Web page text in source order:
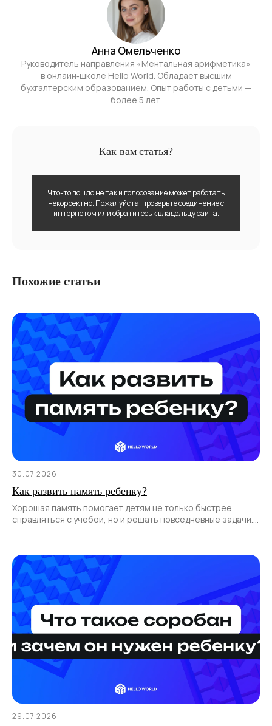
Анна Омельченко
Руководитель направления «Ментальная арифметика»
в онлайн‑школе Hello World. Обладает высшим
бухгалтерским образованием. Опыт работы с детьми —
более 5 лет.
Как вам статья?
Что-то пошло не так и голосование может работать
некорректно. Пожалуйста, проверьте соединение с
интернетом или обратитесь к владельцу сайта.
Похожие статьи
30.07.2026
Как развить память ребенку?
Хорошая память помогает детям не только быстрее
справляться с учебой, но и решать повседневные задачи.
29.07.2026